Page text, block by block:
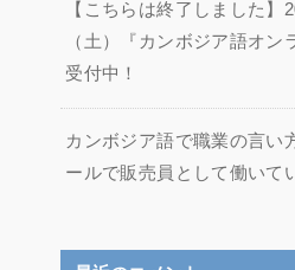
【こちらは終了しました】
（土）『カンボジア語オン
受付中！
カンボジア語で職業の言い
ールで販売員として働いて